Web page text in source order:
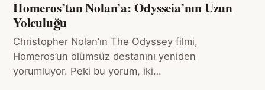
Homeros’tan Nolan’a: Odysseia’nın Uzun
Yolculuğu
Christopher Nolan’ın The Odyssey filmi,
Homeros’un ölümsüz destanını yeniden
yorumluyor. Peki bu yorum, iki…